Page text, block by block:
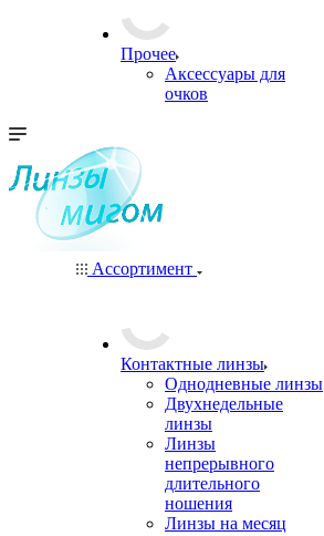
Прочее
Аксессуары для
очков
Ассортимент
Контактные линзы
Однодневные линзы
Двухнедельные
линзы
Линзы
непрерывного
длительного
ношения
Линзы на месяц